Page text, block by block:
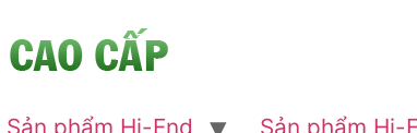
Sản phẩm Hi-End Sản phẩm Hi-